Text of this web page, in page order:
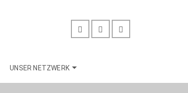
UNSER NETZWERK